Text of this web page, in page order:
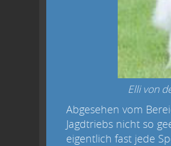
Elli von
Abgesehen vom
Jagdtriebs nicht so
eigentlich fast jede